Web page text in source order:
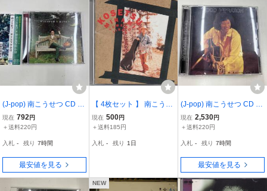
(J-pop) 南こうせつ CD か
らたちの小径
現在 792円
＋送料220円
入札 - 残り 7時間
最安値を見る
【 4枚セット 】 南こうせ
つ 夢の時間 からたちの小
径 あゝ旅の宿 国境の風
現在 500円
＋送料185円
入札 - 残り 1日
(J-pop) 南こうせつ CD G
OOD VIBRATION Mr.Kohs
etsu in 武道館
現在 2,530円
＋送料220円
入札 - 残り 7時間
最安値を見る
NEW